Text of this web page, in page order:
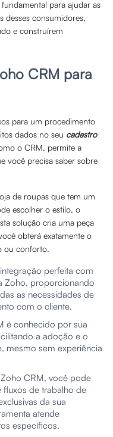
para ajudar as
desses consumidores,
e construírem
CRM para
para um procedimento
dados no seu cadastro
o CRM, permite a
você precisa saber sobre
de roupas que tem um
escolher o estilo, o
solução cria uma peça
obterá exatamente o
ou conforto.
perfeita com
Zoho, proporcionando
as necessidades de
com o cliente.
é conhecido por sua
a adoção e o
mesmo sem experiência
CRM, você pode
fluxos de trabalho de
da sua
atende
específicos.